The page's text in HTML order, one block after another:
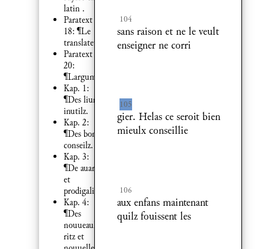
latin .
Paratext
18: ¶Le
translateur.
Paratext
20:
¶Largument.
Kap. 1:
¶Des liures
inutilz.
Kap. 2:
¶Des bons
conseilz.
Kap. 3:
¶De auarice
et
prodigalite.
Kap. 4:
¶Des
nouueaulx
ritz et
104
sans raison et ne le veult
enseigner ne corri
105
gier. Helas ce seroit bien
mieulx conseillie
106
aux enfans maintenant
quilz fouissent les